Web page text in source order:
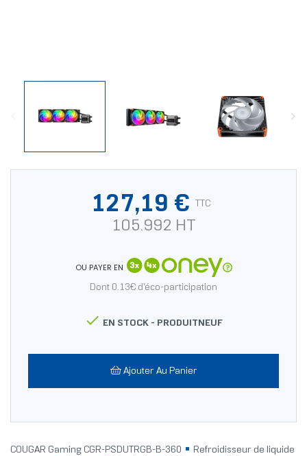
127,19 € TTC
105.992 HT
OU PAYER EN
Dont 0.13€ d'éco-participation
 EN STOCK - PRODUITNEUF
Ajouter Au Panier
COUGAR Gaming CGR-PSDUTRGB-B-360
Refroidisseur de liquide